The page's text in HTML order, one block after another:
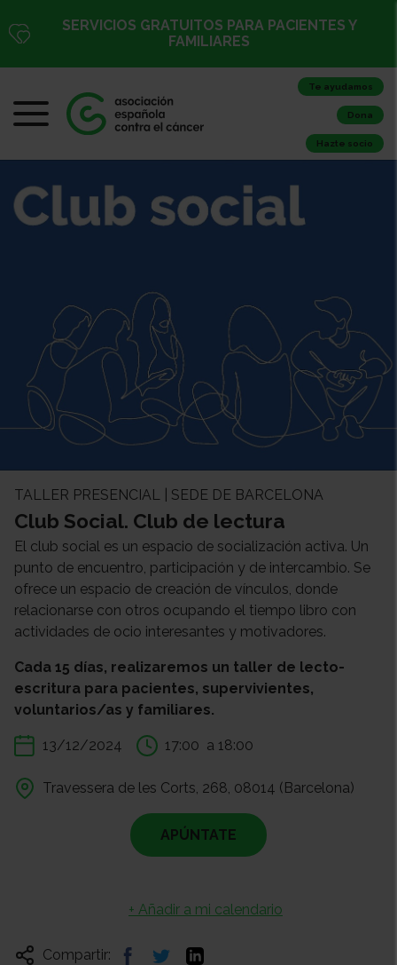
SERVICIOS GRATUITOS PARA PACIENTES Y
FAMILIARES
Te ayudamos
Dona
Hazte socio
TALLER PRESENCIAL | SEDE DE BARCELONA
Club Social. Club de lectura
El club social es un espacio de socialización activa. Un
punto de encuentro, participación y de intercambio. Se
ofrece un espacio de creación de vínculos, donde
relacionarse con otros ocupando el tiempo libro con
actividades de ocio interesantes y motivadores.
Cada 15 días, realizaremos un taller de lecto-
escritura para pacientes, supervivientes,
voluntarios/as y familiares.
13/12/2024 17:00 a 18:00
Travessera de les Corts, 268, 08014 (Barcelona)
APÚNTATE
+ Añadir a mi calendario
Compartir: